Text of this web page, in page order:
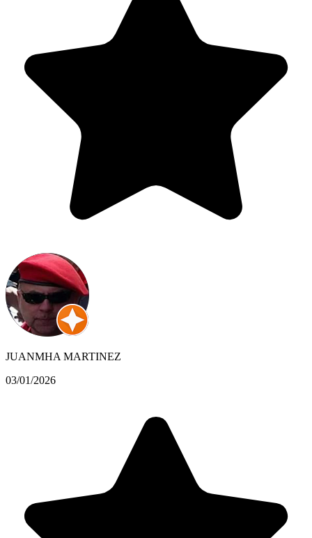
JUANMHA MARTINEZ
03/01/2026